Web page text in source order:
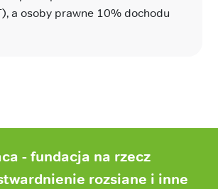
a osoby prawne 10% dochodu
- fundacja na rzecz
rozsiane i inne